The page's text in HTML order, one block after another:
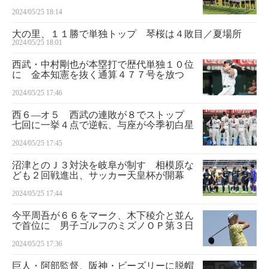
2024/05/25 18:14
大の里、１１勝で単独トップ 琴桜は４敗目／夏場所
2024/05/25 18:01
西武・中村剛也が本塁打で歴代単独１０位
に 金本知憲を抜く通算４７７号を放つ
2024/05/25 17:46
西６―オ５ 西武の連敗が８でストップ
七回に一挙４点で逆転、与座が今季初白星
2024/05/25 17:45
沼津とのＪ３対決を岐阜が制す 相模原な
ども２回戦進出、サッカー天皇杯が開幕
2024/05/25 17:44
今平周吾が６６をマーク、木下稜介と並ん
で首位に 男子ゴルフのミズノＯＰ第３日
2024/05/25 17:36
巨人・阿部監督、阪神・ビーズリーに脱帽